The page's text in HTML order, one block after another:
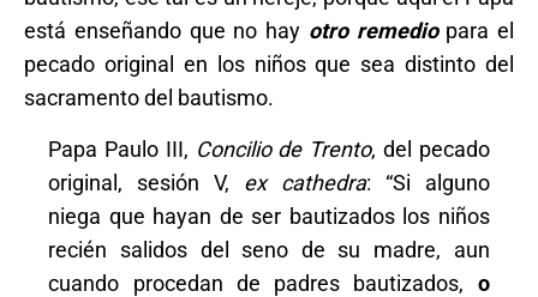
está enseñando que no hay otro remediopara el
pecado original en los niños que sea distinto del
sacramento del bautismo.
Papa Paulo III, Concilio de Trento, del pecado
original, sesión V, ex cathedra: “Si alguno
niega que hayan de ser bautizados los niños
recién salidos del seno de su madre, aun
cuando procedan de padres bautizados, o